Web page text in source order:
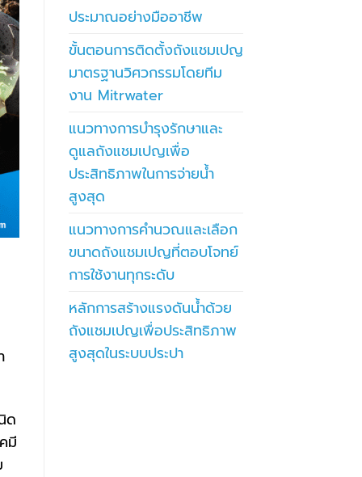
ด
มี
ประมาณอย่างมืออาชีพ
ขั้นตอนการติดตั้งถังแชมเปญ
มาตรฐานวิศวกรรมโดยทีม
งาน Mitrwater
แนวทางการบำรุงรักษาและ
ดูแลถังแชมเปญเพื่อ
ประสิทธิภาพในการจ่ายน้ำ
สูงสุด
แนวทางการคำนวณและเลือก
ขนาดถังแชมเปญที่ตอบโจทย์
การใช้งานทุกระดับ
หลักการสร้างแรงดันน้ำด้วย
ถังแชมเปญเพื่อประสิทธิภาพ
สูงสุดในระบบประปา